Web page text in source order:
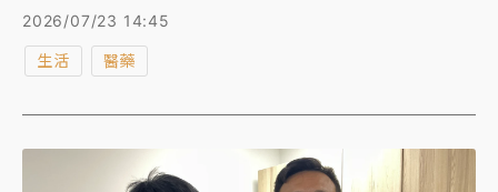
況下出現，但許多苦茶油標榜冷壓卻仍違規，毒物科醫
師認為，理論上不會產生如此高濃度的苯駢芘，可能是
在其他製成中受影響，主管機關應前往查廠進一步確
2026/07/23 14:45
生活 醫藥